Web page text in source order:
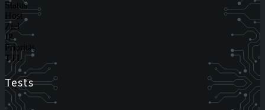
Status
Host
Ziel
IP
Priorität
TTL
Tests